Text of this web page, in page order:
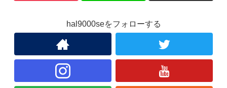
hal9000seをフォローする